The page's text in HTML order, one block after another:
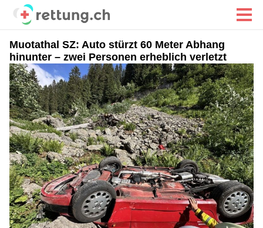
Muotathal SZ: Auto stürzt 60 Meter Abhang
hinunter – zwei Personen erheblich verletzt